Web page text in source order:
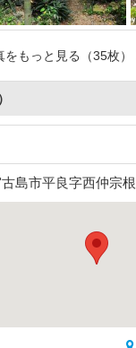
をもっと見る （35枚）
島市平良字西仲宗